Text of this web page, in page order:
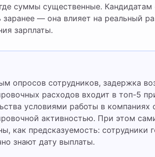
суммы существенные. Кандидатам
заранее — она влияет на реальный
зарплаты.
расходов входит в топ-5
условиями работы в компаниях
активностью. При этом
как предсказуемость: сотрудники
знают дату выплаты.